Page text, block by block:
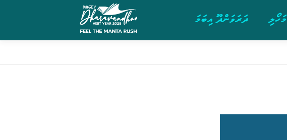
ދަރަވަންދޫ އިބަމަ މަހޯލި